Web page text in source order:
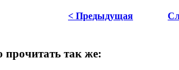
< Предыдущая
прочитать так же: